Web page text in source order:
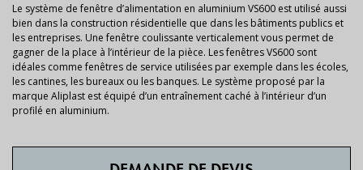
Le système de fenêtre d’alimentation en aluminium VS600 est utilisé aussi
bien dans la construction résidentielle que dans les bâtiments publics et
les entreprises. Une fenêtre coulissante verticalement vous permet de
gagner de la place à l’intérieur de la pièce. Les fenêtres VS600 sont
idéales comme fenêtres de service utilisées par exemple dans les écoles,
les cantines, les bureaux ou les banques. Le système proposé par la
marque Aliplast est équipé d’un entraînement caché à l’intérieur d’un
profilé en aluminium.